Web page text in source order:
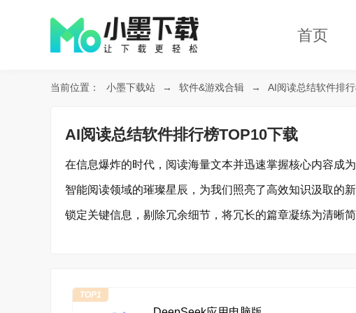
首页
当前位置： 小墨下载站 → 软件&游戏合辑 → AI阅读总结软件排
AI阅读总结软件排行榜TOP10下载
在信息爆炸的时代，阅读海量文本并迅速掌握核心内容成
智能阅读领域的璀璨星辰，为我们照亮了高效知识汲取的
锁定关键信息，剔除冗余细节，将冗长的篇章凝练为清晰
TOP1